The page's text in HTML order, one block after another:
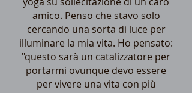
amico. Penso che stavo solo
cercando una sorta di luce per
illuminare la mia vita. Ho pensato:
"questo sarà un catalizzatore per
portarmi ovunque devo essere
per vivere una vita con più